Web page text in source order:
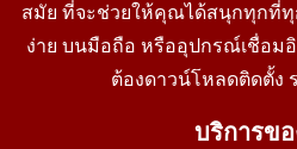
สมัย ที่จะช่วยให้คุณได้สนุกทุกที่ทุ
ง่าย บนมือถือ หรืออุปกรณ์เชื่อมอิ
ต้องดาวน์โหลดติดตั้ง
บริการขอ